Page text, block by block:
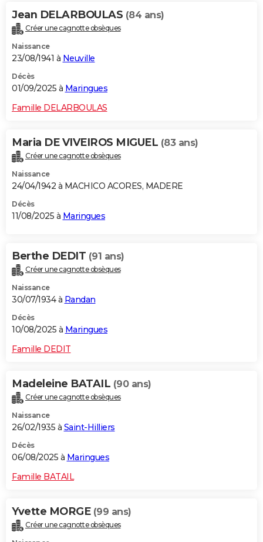
Jean DELARBOULAS (84 ans)
Créer une cagnotte obsèques
Naissance
23/08/1941 à Neuville
Décès
01/09/2025 à Maringues
Famille DELARBOULAS
Maria DE VIVEIROS MIGUEL (83 ans)
Créer une cagnotte obsèques
Naissance
24/04/1942 à MACHICO ACORES, MADERE
Décès
11/08/2025 à Maringues
Berthe DEDIT (91 ans)
Créer une cagnotte obsèques
Naissance
30/07/1934 à Randan
Décès
10/08/2025 à Maringues
Famille DEDIT
Madeleine BATAIL (90 ans)
Créer une cagnotte obsèques
Naissance
26/02/1935 à Saint-Hilliers
Décès
06/08/2025 à Maringues
Famille BATAIL
Yvette MORGE (99 ans)
Créer une cagnotte obsèques